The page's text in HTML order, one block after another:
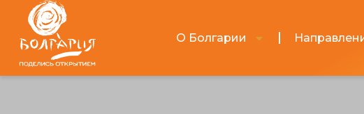
О Болгарии